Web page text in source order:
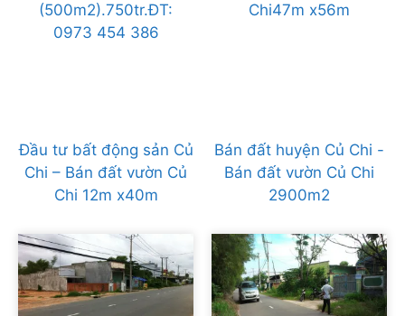
(500m2).750tr.ĐT:
0973 454 386
Chi47m x56m
Đầu tư bất động sản Củ
Chi – Bán đất vườn Củ
Chi 12m x40m
Bán đất huyện Củ Chi -
Bán đất vườn Củ Chi
2900m2